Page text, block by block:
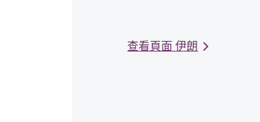
查看頁面 伊朗